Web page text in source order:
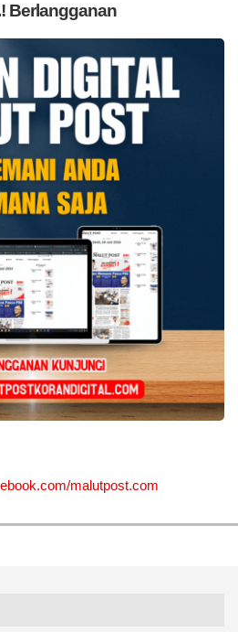
Berlangganan
malutpost.com